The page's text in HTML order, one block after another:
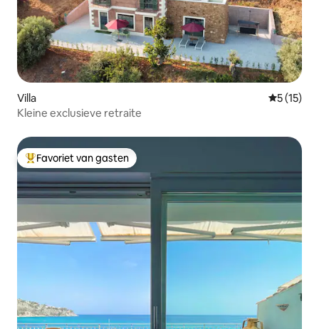
Villa
5 (15)
Kleine exclusieve retraite
Topfavoriet van gasten
Favoriet van gasten